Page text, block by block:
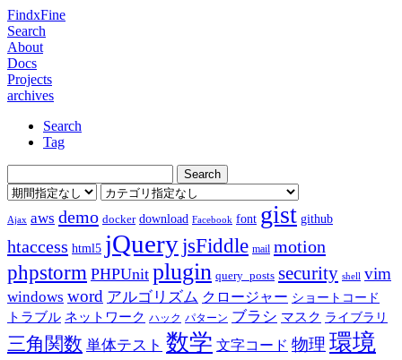
FindxFine
Search
About
Docs
Projects
archives
Search
Tag
Ajax aws demo docker download Facebook font gist github
htaccess html5 jQuery jsFiddle mail motion
phpstorm PHPUnit plugin query_posts security shell vim
windows word アルゴリズム クロージャー ショートコード
トラブル ネットワーク ハック パターン ブラシ マスク ライブラリ
三角関数 単体テスト 数学 文字コード 物理 環境